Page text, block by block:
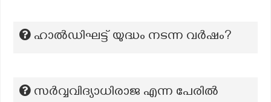
ഹാൽഡിഘട്ട് യുദ്ധം നടന്ന വർഷം?
സർവ്വവിദ്യാധിരാജ എന്ന പേരിൽ